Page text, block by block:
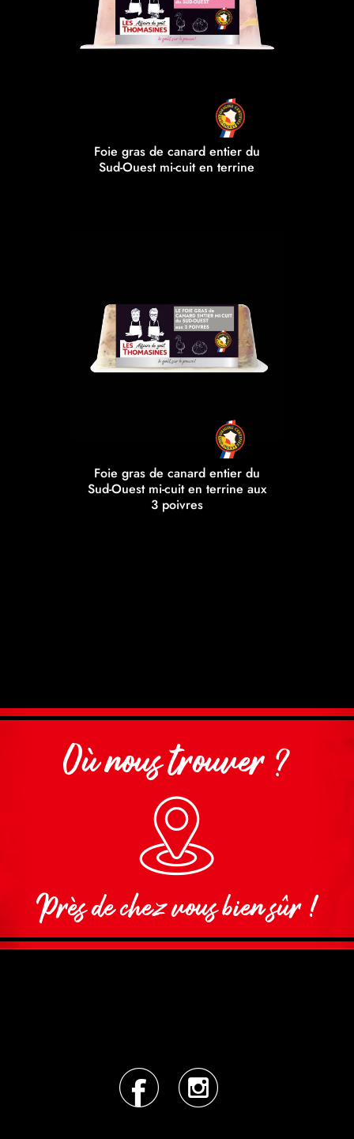
Foie gras de canard entier du
Sud-Ouest mi-cuit en terrine
Foie gras de canard entier du
Sud-Ouest mi-cuit en terrine aux
3 poivres
Où nous trouver ?
Près de chez vous bien sûr !